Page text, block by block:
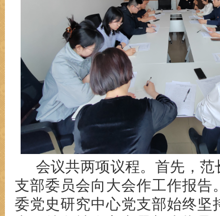
会议共两项议程。首先，
支部委员会向大会作工作报告
委党史研究中心党支部始终坚